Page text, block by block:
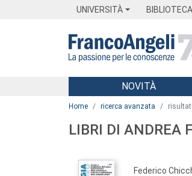
UNIVERSITÀ
Menu
NOVITÀ
Home ricerca avanzata risultati
LIBRI DI ANDREA
Federico